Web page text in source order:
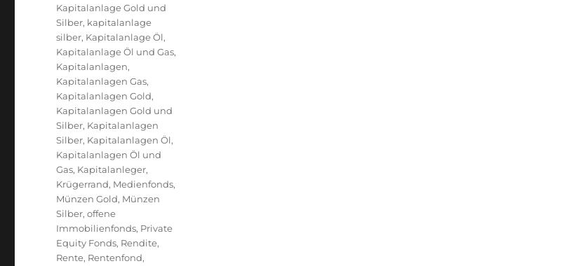
Kapitalanlage Gold und
Silber, kapitalanlage
silber, Kapitalanlage Öl,
Kapitalanlage Öl und Gas,
Kapitalanlagen,
Kapitalanlagen Gas,
Kapitalanlagen Gold,
Kapitalanlagen Gold und
Silber, Kapitalanlagen
Silber, Kapitalanlagen Öl,
Kapitalanlagen Öl und
Gas, Kapitalanleger,
Krügerrand, Medienfonds,
Münzen Gold, Münzen
Silber,offene
Immobilienfonds, Private
Equity Fonds, Rendite,
Rente, Rentenfond,